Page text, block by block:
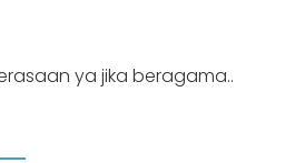
ya jika beragama..